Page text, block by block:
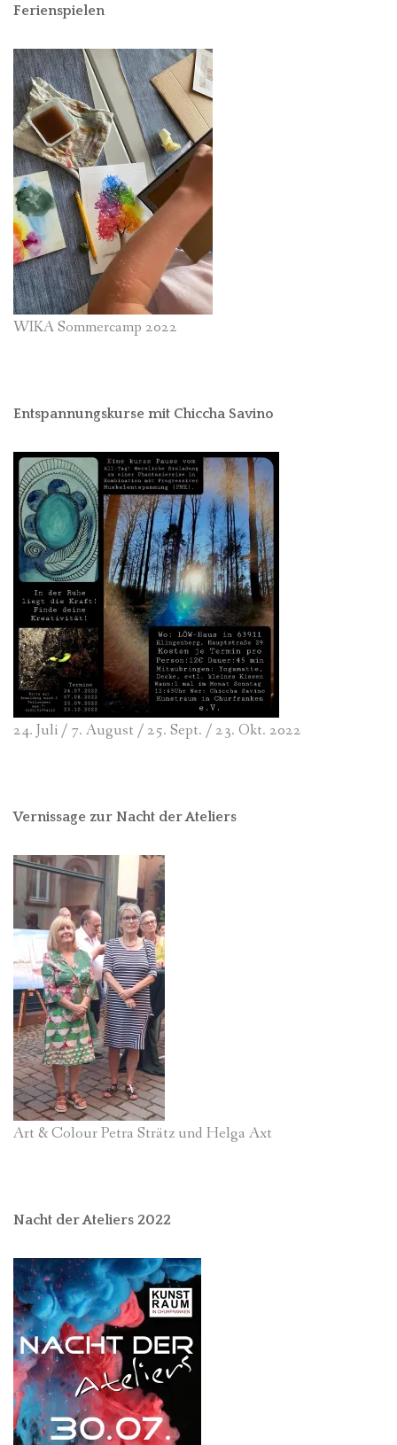
Ferienspielen
WIKA Sommercamp 2022
Entspannungskurse mit Chiccha Savino
24. Juli / 7. August / 25. Sept. / 23. Okt. 2022
Vernissage zur Nacht der Ateliers
Art & Colour Petra Strätz und Helga Axt
Nacht der Ateliers 2022